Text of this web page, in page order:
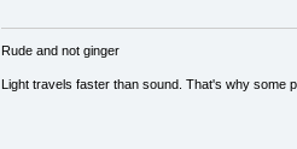
Rude and not ginger
Light travels faster than sound. That's why some